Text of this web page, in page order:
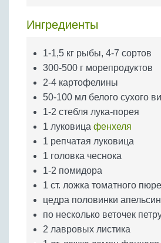
Яйца
Ингредиенты
1-1,5 кг рыбы, 4-7 сортов
300-500 г морепродуктов
2-4 картофелины
50-100 мл белого сухого
1-2 стебля лука-порея
1 луковица фенхеля
1 репчатая луковица
1 головка чеснока
1-2 помидора
1 ст. ложка томатного пюре
цедра половинки
по несколько веточек
2 лавровых листика